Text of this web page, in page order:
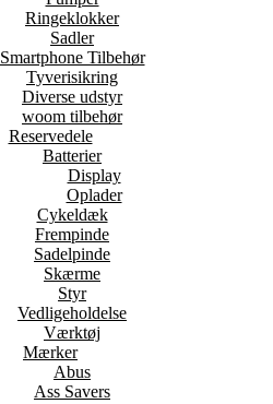
Ringeklokker
Sadler
Smartphone Tilbehør
Tyverisikring
Diverse udstyr
woom tilbehør
Reservedele
Batterier
Display
Oplader
Cykeldæk
Frempinde
Sadelpinde
Skærme
Styr
Vedligeholdelse
Værktøj
Mærker
Abus
Ass Savers